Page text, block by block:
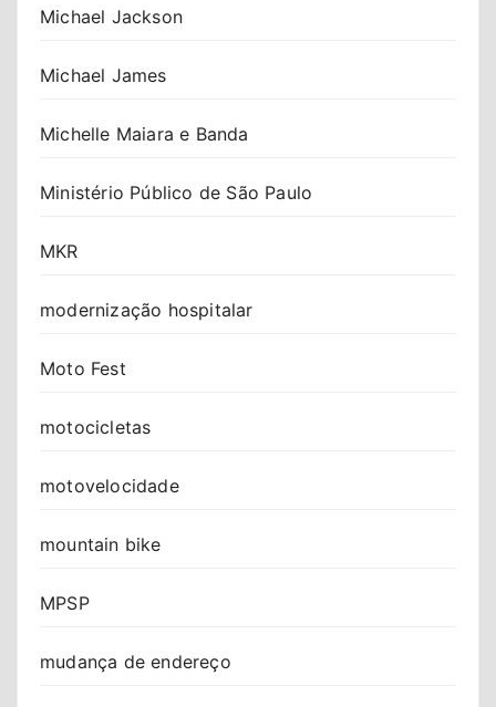
Michael Jackson
Michael James
Michelle Maiara e Banda
Ministério Público de São Paulo
MKR
modernização hospitalar
Moto Fest
motocicletas
motovelocidade
mountain bike
MPSP
mudança de endereço